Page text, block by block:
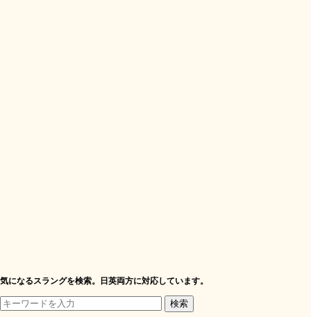
気になるスラングを検索。日英両方に対応しています。